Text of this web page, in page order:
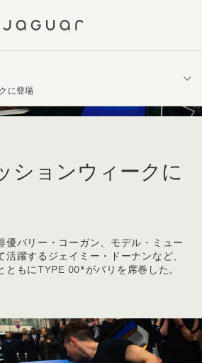
に登場
ションウィークに
優バリー・コーガン、モデル・ミュー
躍するジェイミー・ドーナンなど、
ともにTYPE 00*がパリを席巻した。